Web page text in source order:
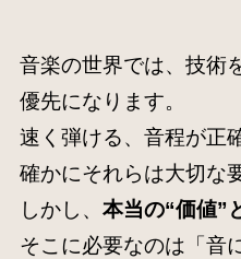
音楽の世界では、技術
優先になります。
速く弾ける、音程が正
確かにそれらは大切な
しかし、 本当の“価値”
そこに必要なのは「音